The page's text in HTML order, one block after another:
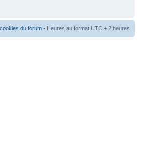
du forum • Heures au format UTC + 2 heures